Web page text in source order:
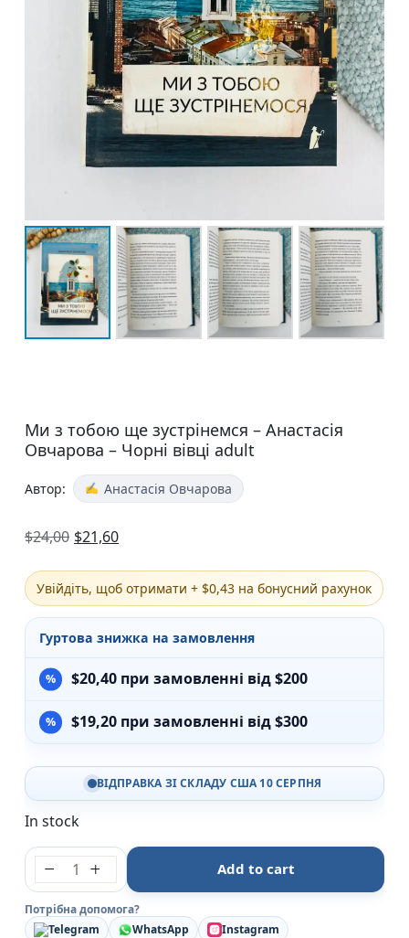
Ми з тобою ще зустрінемся – Анастасія
Овчарова – Чорні вівці adult
Автор: Анастасія Овчарова
$24,00 $21,60
Увійдіть, щоб отримати + $0,43 на бонусний рахунок
Гуртова знижка на замовлення
$20,40 при замовленні від $200
$19,20 при замовленні від $300
ВІДПРАВКА ЗІ СКЛАДУ США 10 СЕРПНЯ
In stock
Ми з тобою ще зустрінемся - Анастасія Овчарова
Add to cart
Потрібна допомога?
Telegram
WhatsApp Instagram